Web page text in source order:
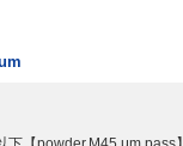
ッズ